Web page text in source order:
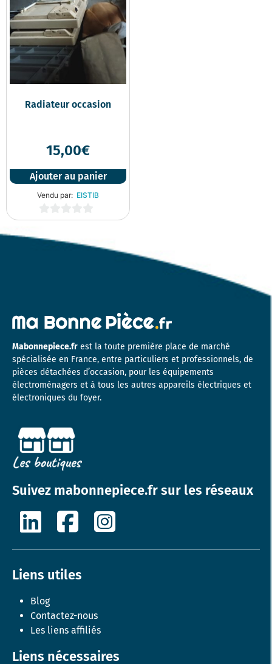
Radiateur occasion
15,00€
Ajouter au panier
Vendu par: EISTIB
0
sur
Mabonnepiece.fr est la toute première place de marché
spécialisée en France, entre particuliers et professionnels, de
pièces détachées d’occasion, pour les équipements
électroménagers et à tous les autres appareils électriques et
électroniques du foyer.
Suivez mabonnepiece.fr sur les réseaux
Liens utiles
Blog
Contactez-nous
Les liens affiliés
Liens nécessaires